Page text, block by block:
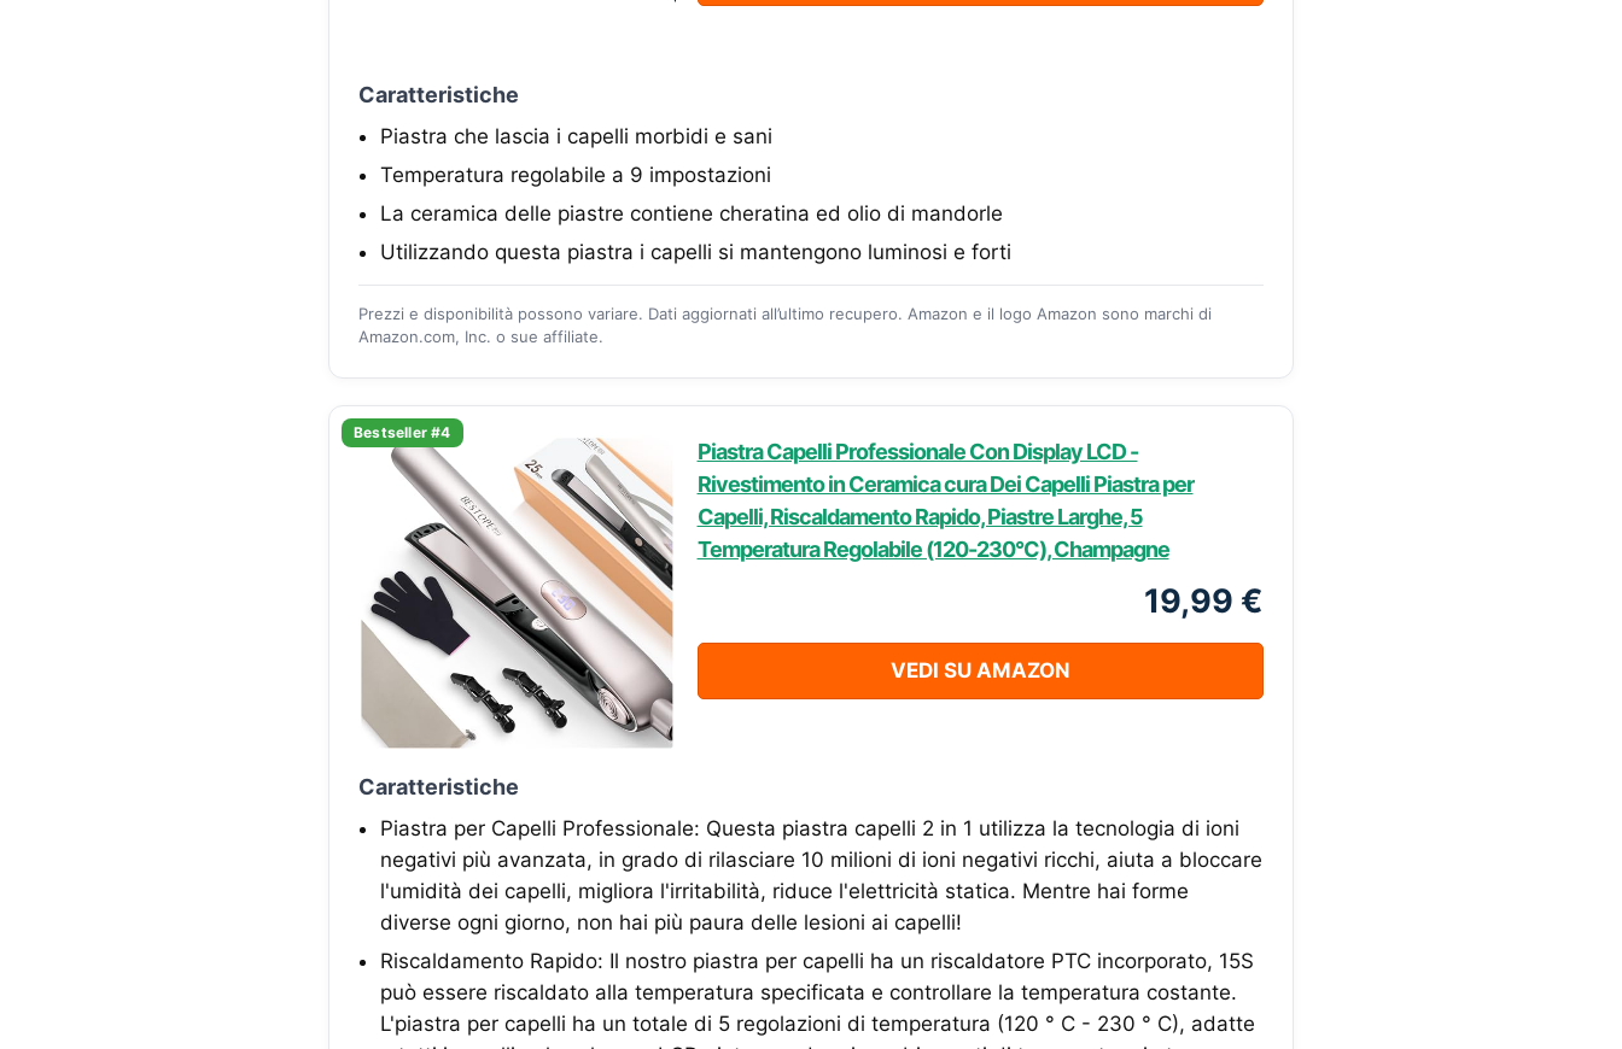
Caratteristiche
Piastra che lascia i capelli morbidi e sani
Temperatura regolabile a 9 impostazioni
La ceramica delle piastre contiene cheratina ed olio di mandorle
Utilizzando questa piastra i capelli si mantengono luminosi e forti
Prezzi e disponibilità possono variare. Dati aggiornati all’ultimo recupero. Amazon e il logo Amazon sono marchi di
Amazon.com, Inc. o sue affiliate.
Bestseller #4
Piastra Capelli Professionale Con Display LCD -
Rivestimento in Ceramica cura Dei Capelli Piastra per
Capelli, Riscaldamento Rapido, Piastre Larghe, 5
Temperatura Regolabile (120-230°C), Champagne
19,99 €
VEDI SU AMAZON
Caratteristiche
Piastra per Capelli Professionale: Questa piastra capelli 2 in 1 utilizza la tecnologia di ioni
negativi più avanzata, in grado di rilasciare 10 milioni di ioni negativi ricchi, aiuta a bloccare
l'umidità dei capelli, migliora l'irritabilità, riduce l'elettricità statica. Mentre hai forme
diverse ogni giorno, non hai più paura delle lesioni ai capelli!
Riscaldamento Rapido: Il nostro piastra per capelli ha un riscaldatore PTC incorporato, 15S
può essere riscaldato alla temperatura specificata e controllare la temperatura costante.
L'piastra per capelli ha un totale di 5 regolazioni di temperatura (120 ° C - 230 ° C), adatte